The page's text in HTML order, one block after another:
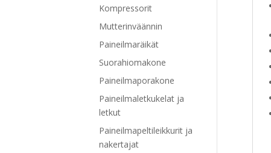
Kompressorit
Mutterinväännin
Paineilmaräikät
Suorahiomakone
Paineilmaporakone
Paineilmaletkukelat ja
letkut
Paineilmapeltileikkurit ja
nakertajat